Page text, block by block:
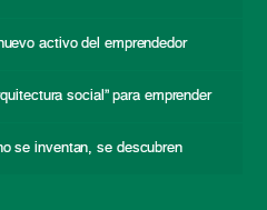
activo del emprendedor
social” para emprender
se inventan, se descubren